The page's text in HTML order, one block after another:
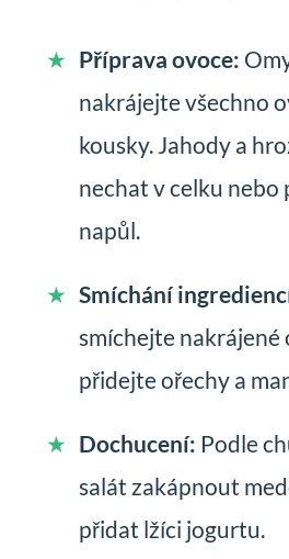
Příprava ovoce:
nakrájejte všechno
kousky. Jahody a
nechat v celku nebo
napůl.
Smíchání
smíchejte nakrájené
přidejte ořechy a
Dochucení: Podle
salát zakápnout
přidat lžíci jogurtu.